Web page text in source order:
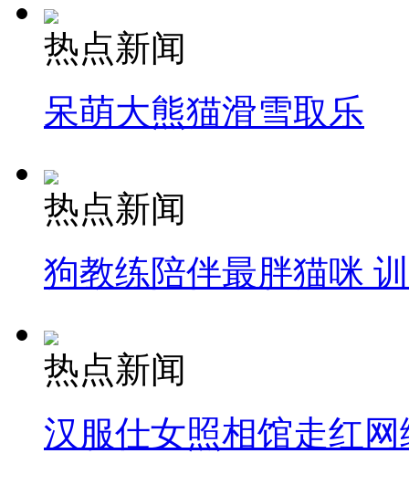
热点新闻
呆萌大熊猫滑雪取乐
热点新闻
狗教练陪伴最胖猫咪
热点新闻
汉服仕女照相馆走红网